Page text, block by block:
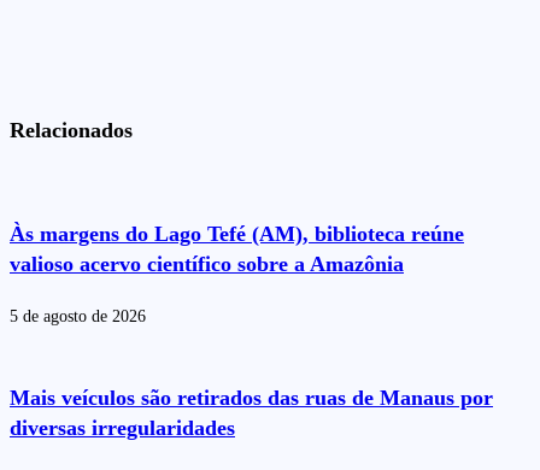
Relacionados
Às margens do Lago Tefé (AM), biblioteca reúne
valioso acervo científico sobre a Amazônia
5 de agosto de 2026
Mais veículos são retirados das ruas de Manaus por
diversas irregularidades